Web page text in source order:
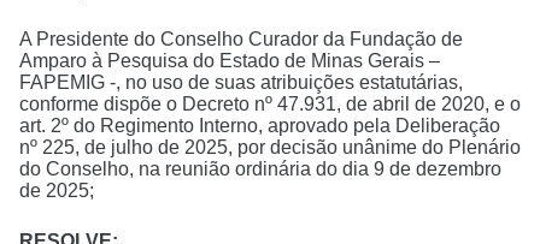
A Presidente do Conselho Curador da Fundação de
Amparo à Pesquisa do Estado de Minas Gerais –
FAPEMIG -, no uso de suas atribuições estatutárias,
conforme dispõe o Decreto nº 47.931, de abril de 2020, e o
art. 2º do Regimento Interno, aprovado pela Deliberação
nº 225, de julho de 2025, por decisão unânime do Plenário
do Conselho, na reunião ordinária do dia 9 de dezembro
de 2025;